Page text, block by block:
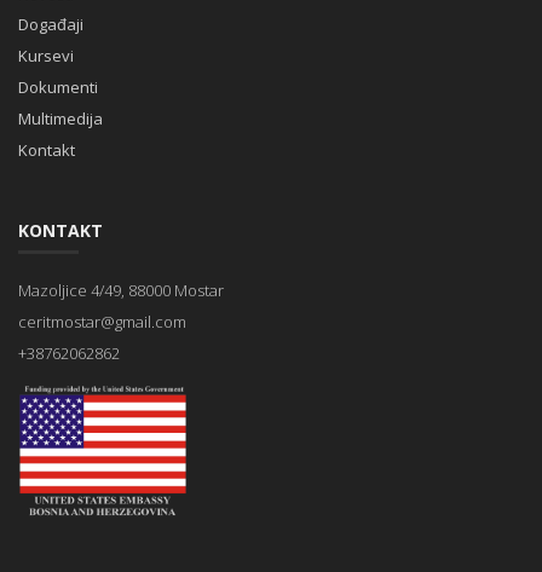
Događaji
Kursevi
Dokumenti
Multimedija
Kontakt
KONTAKT
Mazoljice 4/49, 88000 Mostar
ceritmostar@gmail.com
+38762062862